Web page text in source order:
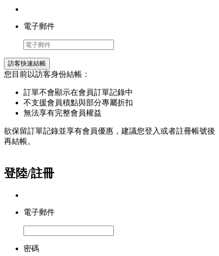
電子郵件
訪客快速結帳
您目前以訪客身份結帳：
訂單不會顯示在會員訂單記錄中
不支援會員積點與部分專屬折扣
無法享有完整會員權益
欲保留訂單記錄並享有會員優惠，建議您登入或者註冊帳號後
再結帳。
登陸/註冊
電子郵件
密碼